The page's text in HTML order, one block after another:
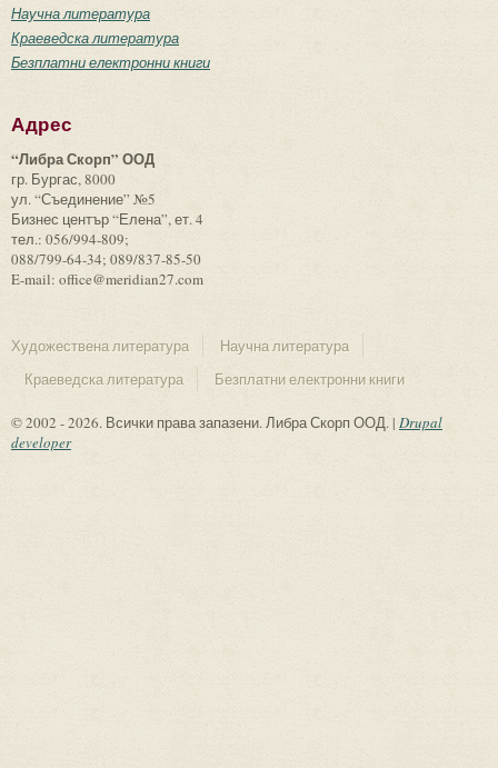
Научна литература
Краеведска литература
Безплатни електронни книги
Адрес
“Либра Скорп” ООД
гр. Бургас, 8000
ул. “Съединение” №5
Бизнес център “Елена”, ет. 4
тел.: 056/994-809;
088/799-64-34; 089/837-85-50
E-mail: office@meridian27.com
Художествена литература
Научна литература
Краеведска литература
Безплатни електронни книги
© 2002 - 2026. Всички права запазени. Либра Скорп ООД. | Drupal
developer